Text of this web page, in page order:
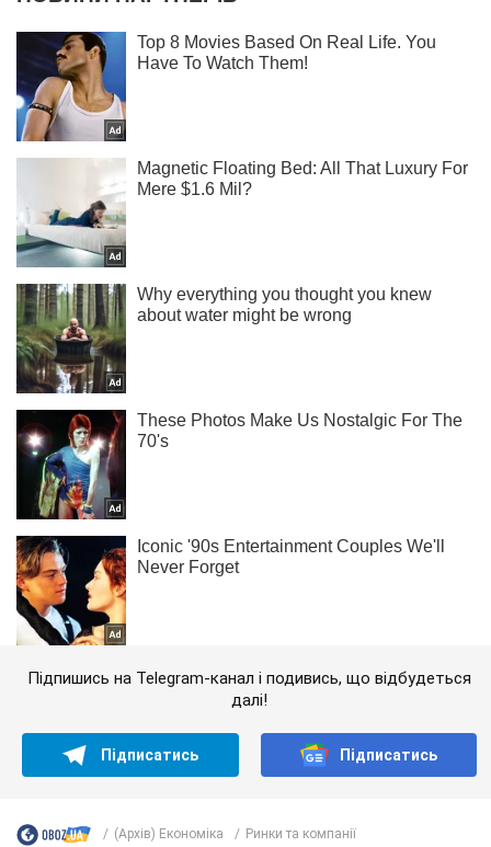
Підпишись на Telegram-канал і подивись, що відбудеться
далі!
Підписатись Підписатись
(Архів) Економіка
Ринки та компанії